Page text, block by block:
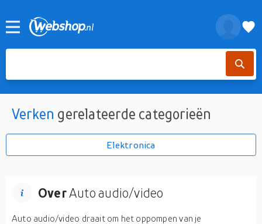
Verken gerelateerde categorieën
Elektronica
OverAuto audio/video
Auto audio/video draait om het oppompen van je